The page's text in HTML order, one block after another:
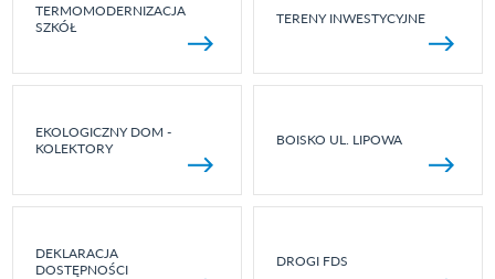
TERMOMODERNIZACJA
SZKÓŁ
TERENY INWESTYCYJNE
EKOLOGICZNY DOM -
KOLEKTORY
BOISKO UL. LIPOWA
DEKLARACJA
DOSTĘPNOŚCI
DROGI FDS